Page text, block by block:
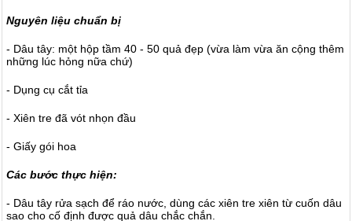
Nguyên liệu chuẩn bị
- Dâu tây: một hộp tầm 40 - 50 quả đẹp (vừa làm vừa ăn cộng thêm
những lúc hỏng nữa chứ)
- Dụng cụ cắt tỉa
- Xiên tre đã vót nhọn đầu
- Giấy gói hoa
Các bước thực hiện:
- Dâu tây rửa sạch để ráo nước, dùng các xiên tre xiên từ cuốn dâu
sao cho cố định được quả dâu chắc chắn.